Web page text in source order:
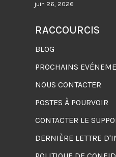
juin 26, 2026
RACCOURCIS
BLOG
PROCHAINS
NOUS CONTACTER
POSTES À POURVOIR
CONTACTER LE
DERNIÈRE LETTRE